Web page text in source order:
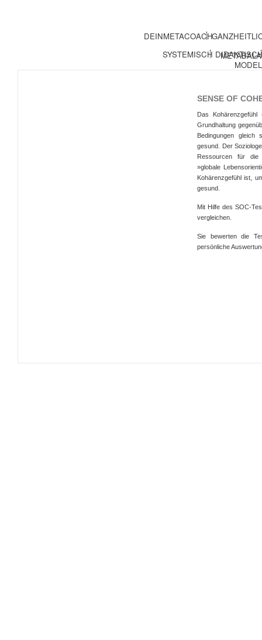
DEINMETACOACH
SYSTEMISCH
SENSE OF
Das
Grundhaltung
Bedingungen gleich
gesund. Der
Ressourcen für die
»globale
Kohärenzgefühl ist,
gesund.
Mit Hilfe des SOC-
vergleichen.
Sie bewerten die
persönliche